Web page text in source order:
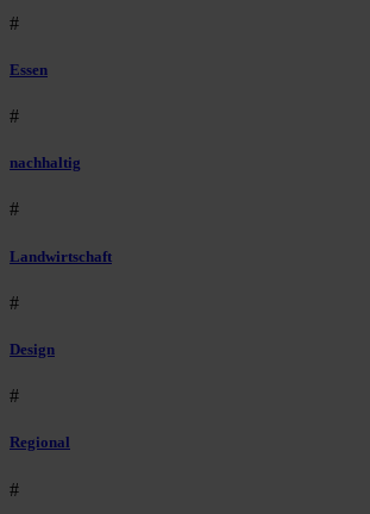
#
Essen
#
nachhaltig
#
Landwirtschaft
#
Design
#
Regional
#